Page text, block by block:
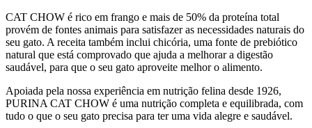
CAT CHOW é rico em frango e mais de 50% da proteína total
provém de fontes animais para satisfazer as necessidades naturais do
seu gato. A receita também inclui chicória, uma fonte de prebiótico
natural que está comprovado que ajuda a melhorar a digestão
saudável, para que o seu gato aproveite melhor o alimento.
Apoiada pela nossa experiência em nutrição felina desde 1926,
PURINA CAT CHOW é uma nutrição completa e equilibrada, com
tudo o que o seu gato precisa para ter uma vida alegre e saudável.